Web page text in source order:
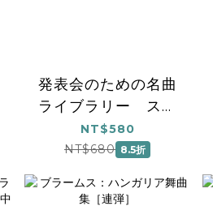
発表会のための名曲
ライブラリー スタ
ジオジブリ曲集［連
弾・初中級］
NT$580
NT$680 8.5折